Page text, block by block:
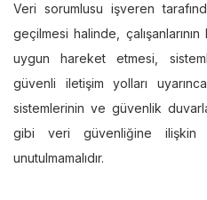
Veri sorumlusu işveren
geçilmesi halinde,
uygun hareket etmesi,
güvenli iletişim yolları
sistemlerinin ve güvenlik
gibi veri güvenliğine ilişkin
unutulmamalıdır.